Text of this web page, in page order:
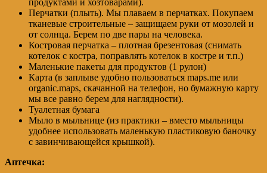
продуктами и хозтоварами).
Перчатки (плыть). Мы плаваем в перчатках. Покупаем
тканевые строительные – защищаем руки от мозолей и
от солнца. Берем по две пары на человека.
Костровая перчатка – плотная брезентовая (снимать
котелок с костра, поправлять котелок в костре и т.п.)
Маленькие пакеты для продуктов (1 рулон)
Карта (в заплыве удобно пользоваться maps.me или
organic.maps, скачанной на телефон, но бумажную карту
мы все равно берем для наглядности).
Туалетная бумага
Мыло в мыльнице (из практики – вместо мыльницы
удобнее использовать маленькую пластиковую баночку
с завинчивающейся крышкой).
Аптечка: